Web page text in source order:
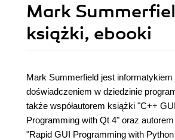
Mark
książki, ebooki
Mark Summerfield jest informatykiem
doświadczeniem w dziedzinie
także współautorem książki "C++ GUI
Programming with Qt 4" oraz
"Rapid GUI Programming with